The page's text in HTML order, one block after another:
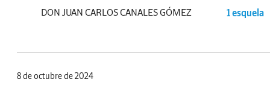
DON JUAN CARLOS CANALES GÓMEZ 1 esquela
8 de octubre de 2024